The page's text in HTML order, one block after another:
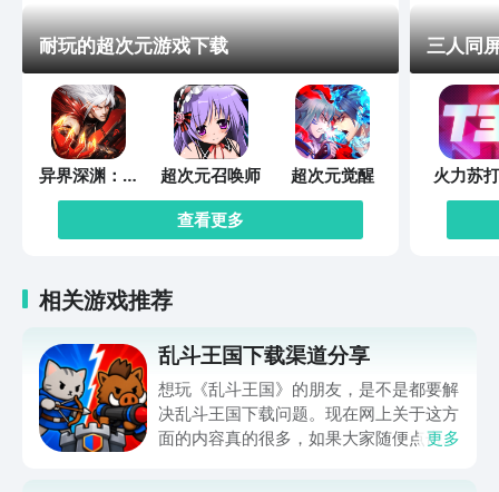
耐玩的超次元游戏下载
异界深渊：觉
醒
超次元召唤师
超次元觉醒
查看更多
三人同
火力苏
相关游戏推荐
乱斗王国下载渠道分享
想玩《乱斗王国》的朋友，是不是都要解
决乱斗王国下载问题。现在网上关于这方
面的内容真的很多，如果大家随便点击陌
更多